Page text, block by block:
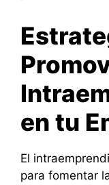
en tu
El
para fomentar